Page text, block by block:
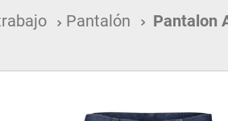
Pantalón Pantalon